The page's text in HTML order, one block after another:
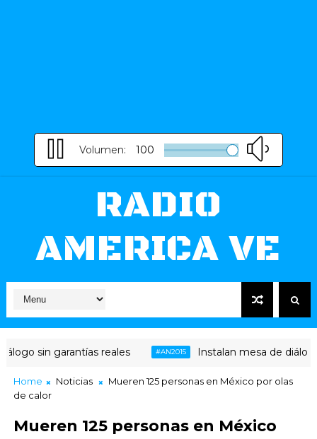
Volumen: 100
RADIO
AMERICA VE
sin garantías reales #AN2015 Instalan mesa de diálogo
Home Noticias
Mueren 125 personas en México por olas
de calor
Mueren 125 personas en México